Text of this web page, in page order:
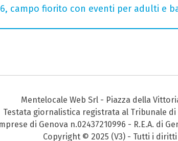
campo fiorito con eventi per adulti e
Mentelocale Web Srl - Piazza della
Testata giornalistica registrata al Tribunale di
di Genova n.02437210996 - R.E.A. di
Copyright © 2025 (V3) - Tutti i